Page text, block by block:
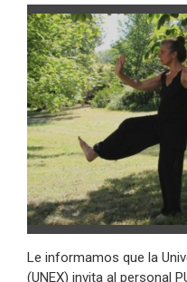
Le informamos que la
(UNEX) invita al personal